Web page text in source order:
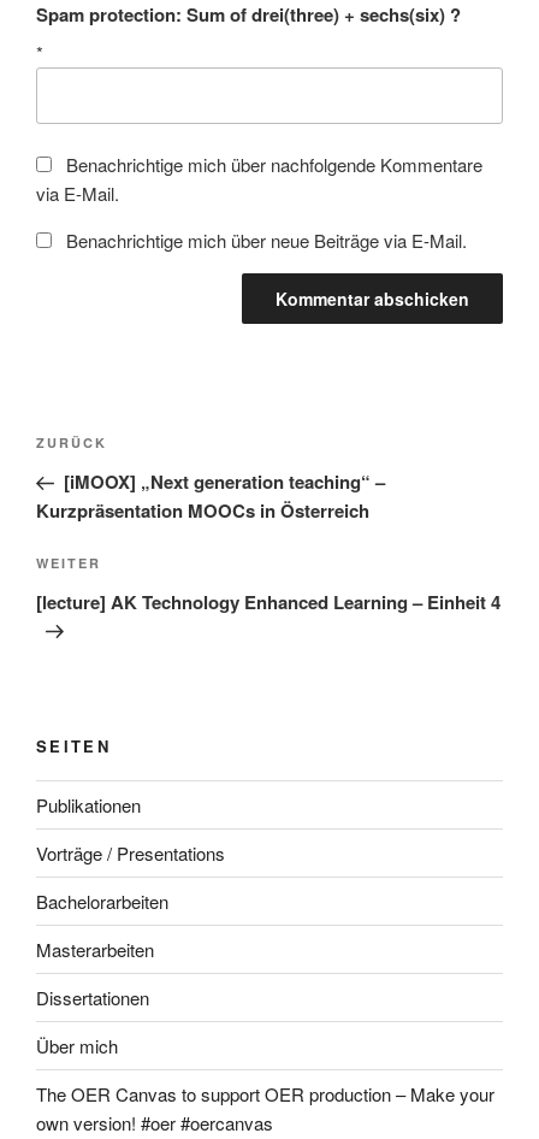
Spam protection: Sum of drei(three) + sechs(six) ?
*
Benachrichtige mich über nachfolgende Kommentare
via E-Mail.
Benachrichtige mich über neue Beiträge via E-Mail.
Beitragsnavigation
Vorheriger
Beitrag
ZURÜCK
[iMOOX] „Next generation teaching“ –
Kurzpräsentation MOOCs in Österreich
Nächster
Beitrag
WEITER
[lecture] AK Technology Enhanced Learning – Einheit 4
SEITEN
Publikationen
Vorträge / Presentations
Bachelorarbeiten
Masterarbeiten
Dissertationen
Über mich
The OER Canvas to support OER production – Make your
own version! #oer #oercanvas